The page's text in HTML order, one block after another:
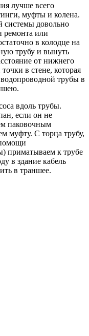
лучше всего
муфты и колена.
системы довольно
ремонта или
в колодце на
трубу и вынуть
от нижнего
в стене, которая
трубы в
вдоль трубы.
если он не
паковочным
муфту. С торца трубу,
приматываем к трубе
в здание кабель
в траншее.